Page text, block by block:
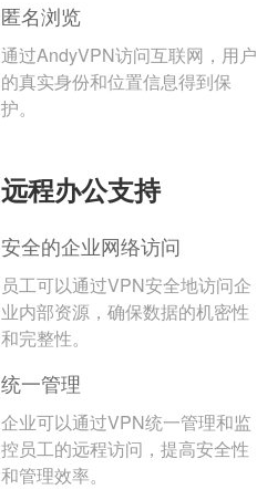
匿名浏览
通过AndyVPN访问互联网，用户
的真实身份和位置信息得到保
护。
远程办公支持
安全的企业网络访问
员工可以通过VPN安全地访问企
业内部资源，确保数据的机密性
和完整性。
统一管理
企业可以通过VPN统一管理和监
控员工的远程访问，提高安全性
和管理效率。